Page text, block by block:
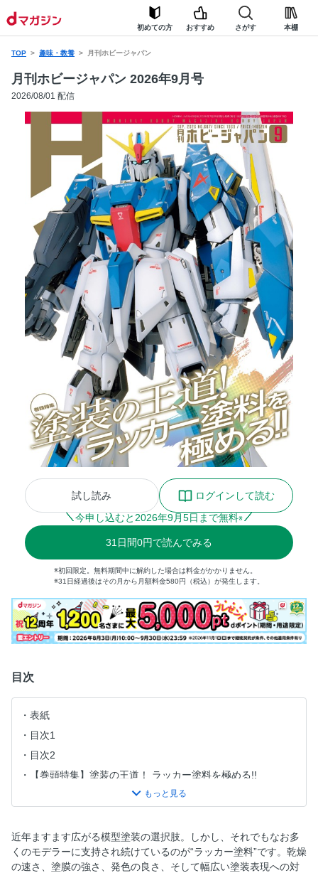
初めての方 おすすめ さがす 本棚
TOP 趣味・教養 月刊ホビージャパン
月刊ホビージャパン 2026年9月号
2026/08/01 配信
試し読み
ログインして読む
今申し込むと 2026年9月5日まで無料※
31 日間0円で読んでみる
※初回限定。無料期間中に解約した場合は料金がかかりません。
※31日経過後はその月から月額料金580円（税込）が発生します。
目次
表紙
目次1
目次2
【巻頭特集】塗装の王道！ ラッカー塗料を極める!!
【巻頭特集】塗装の王道！ ラッカー塗料を極める!! 【いまさ
ら聞けない】模型用塗料の王様「ラッカー塗料」の特徴
【巻頭特集】塗装の王道！ ラッカー塗料を極める!! こんな時
代だからこそ知りたい！ 溶剤節約＆効率化で楽しむラッカ
ー塗料エアブラシ塗装
近年ますます広がる模型塗装の選択肢。しかし、それでもなお多
くのモデラーに支持され続けているのが“ラッカー塗料”です。乾燥
の速さ、塗膜の強さ、発色の良さ、そして幅広い塗装表現への対